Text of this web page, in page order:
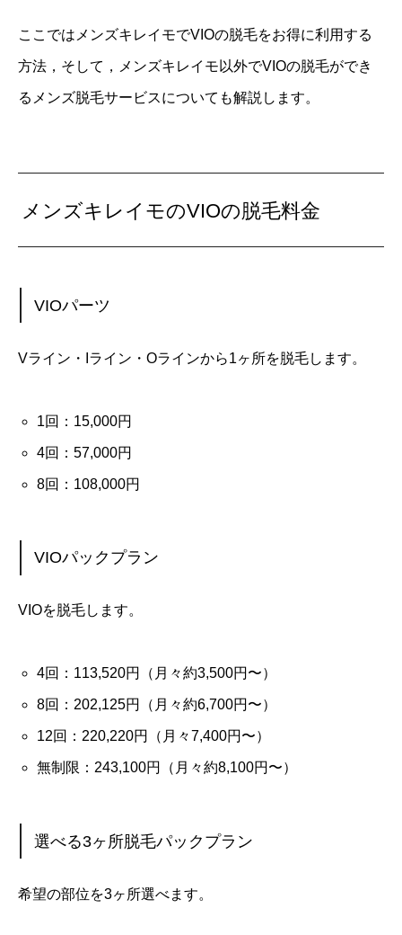
ここではメンズキレイモでVIOの脱毛をお得に利用する
方法，そして，メンズキレイモ以外でVIOの脱毛ができ
るメンズ脱毛サービスについても解説します。
メンズキレイモのVIOの脱毛料金
VIOパーツ
Vライン・Iライン・Oラインから1ヶ所を脱毛します。
1回：15,000円
4回：57,000円
8回：108,000円
VIOパックプラン
VIOを脱毛します。
4回：113,520円（月々約3,500円〜）
8回：202,125円（月々約6,700円〜）
12回：220,220円（月々7,400円〜）
無制限：243,100円（月々約8,100円〜）
選べる3ヶ所脱毛パックプラン
希望の部位を3ヶ所選べます。